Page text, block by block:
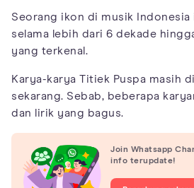
Seorang ikon di musik
selama lebih dari 6 dekade
yang terkenal.
Karya-karya Titiek Puspa masih
sekarang. Sebab, beberapa
dan lirik yang bagus.
Join Whatsapp
info terupdate!